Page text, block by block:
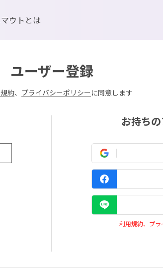
ユーザー登録
約、 プライバシーポリシーに同意します
お持ち
利用規約、プ
ウトとは